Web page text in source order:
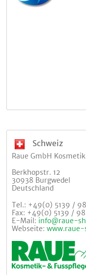
Schweiz
Raue GmbH
Berkhopstr. 12
30938 Burgwedel
Deutschland
Tel.: +49(0) 5139 /
Fax: +49(0) 5139 /
E-Mail: info@raue-
Webseite:www.raue-